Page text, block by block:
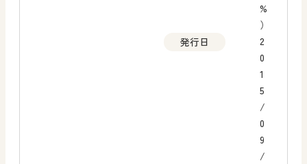
%
）
発行日
2
0
1
5
/
0
9
/